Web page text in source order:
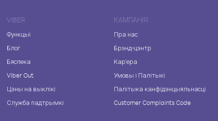
VIBER
Функцыі
Блог
Бяспека
Viber Out
Цэны на выклікі
Служба падтрымкі
КАМПАНІЯ
Пра нас
Брэнд-цэнтр
Кар'ера
Умовы і Палітыкі
Палітыка канфідэнцыяльнасці
Customer Complaints Code